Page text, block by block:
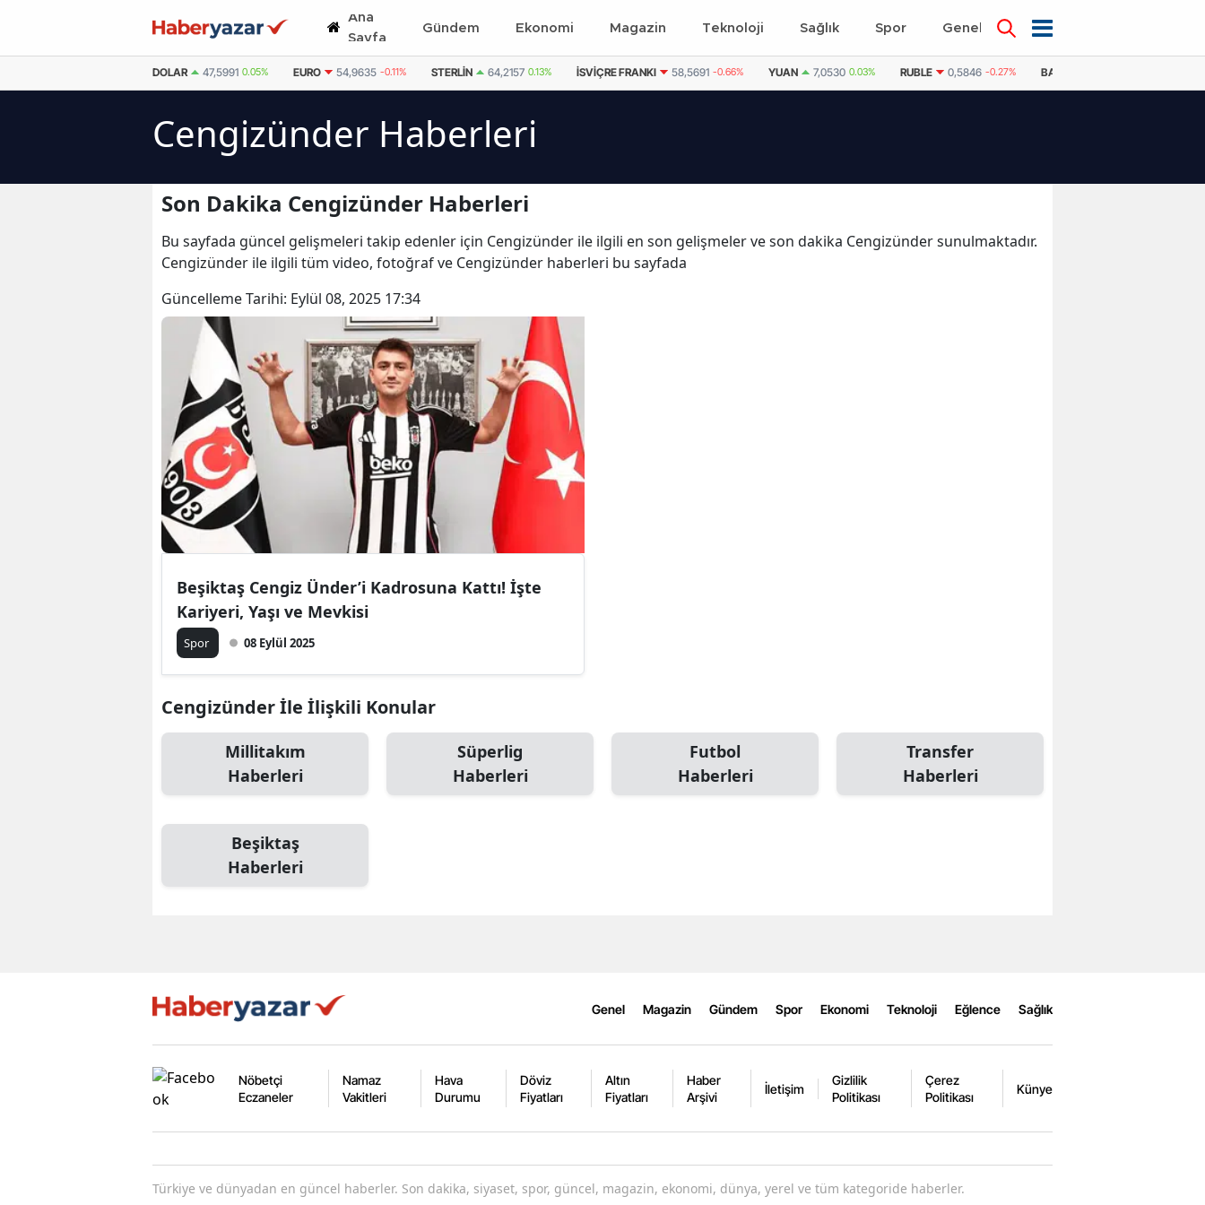
Ana
Sayfa
Gündem Ekonomi Magazin Teknoloji Sağlık Spor Genel Dünya
DOLAR 47,5991 0.05% EURO 54,9635 -0.11% STERLIN 64,2157 0.13% İSVIÇRE FRANKI 58,5691 -0.66% YUAN 7,0530 0.03% RUBLE 0,5846 -0.27% BAE DIRHEMI
Cengizünder Haberleri
Son Dakika Cengizünder Haberleri
Bu sayfada güncel gelişmeleri takip edenler için Cengizünder ile ilgili en son gelişmeler ve son dakika Cengizünder sunulmaktadır.
Cengizünder ile ilgili tüm video, fotoğraf ve Cengizünder haberleri bu sayfada
Güncelleme Tarihi: Eylül 08, 2025 17:34
Beşiktaş Cengiz Ünder’i Kadrosuna Kattı! İşte
Kariyeri, Yaşı ve Mevkisi
Spor 08 Eylül 2025
Cengizünder İle İlişkili Konular
Millitakım
Haberleri
Süperlig
Haberleri
Futbol
Haberleri
Transfer
Haberleri
Beşiktaş
Haberleri
Genel Magazin Gündem Spor Ekonomi Teknoloji Eğlence Sağlık
Nöbetçi
Eczaneler
Namaz
Vakitleri
Hava
Durumu
Döviz
Fiyatları
Altın
Fiyatları
Haber
Arşivi
İletişim
Gizlilik
Politikası
Çerez
Politikası
Künye
Türkiye ve dünyadan en güncel haberler. Son dakika, siyaset, spor, güncel, magazin, ekonomi, dünya, yerel ve tüm kategoride haberler.